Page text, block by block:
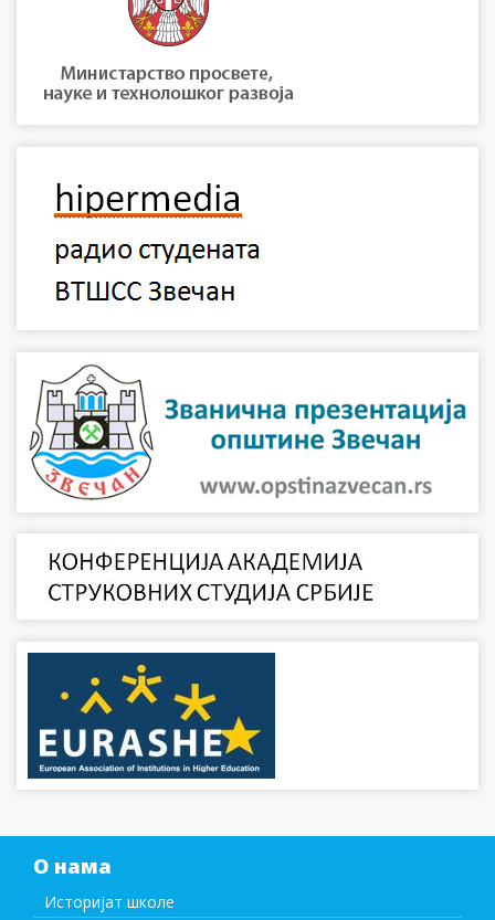
О нама
Историјат школе